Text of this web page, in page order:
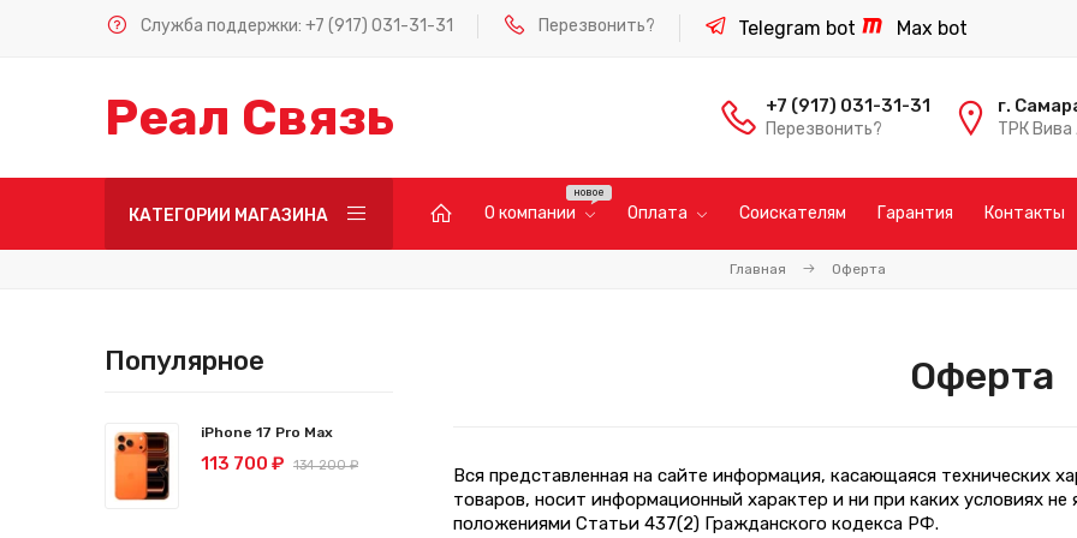
Служба поддержки: +7 (917) 031-31-31 Перезвонить? Telegram bot Max bot
Реал Связь +7 (917) 031-31-31
Перезвонить?
г.
ТРК Вива
КАТЕГОРИИ МАГАЗИНА О компании Оплата Соискателям Гарантия Контакты
Главная Оферта
Оферта
Вся представленная на сайте информация, касающаяся технических
товаров, носит информационный характер и ни при каких условиях
положениями Статьи 437(2) Гражданского кодекса РФ.
Популярное
iPhone 17 Pro Max
113 700 ₽ 134 200 ₽